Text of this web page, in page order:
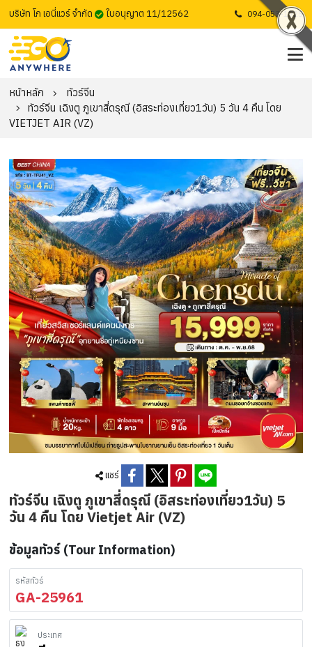
บริษัท โก เอนี่แวร์ จำกัด ใบอนุญาต 11/12562 094-053-1725
หน้าหลัก
ทัวร์จีน
ทัวร์จีน เฉิงตู ภูเขาสี่ดรุณี (อิสระท่องเที่ยว1วัน) 5 วัน 4 คืน โดย
VIETJET AIR (VZ)
แชร์
ทัวร์จีน เฉิงตู ภูเขาสี่ดรุณี (อิสระท่องเที่ยว1วัน) 5
วัน 4 คืน โดย Vietjet Air (VZ)
ข้อมูลทัวร์ (Tour Information)
รหัสทัวร์
GA-25961
ประเทศ